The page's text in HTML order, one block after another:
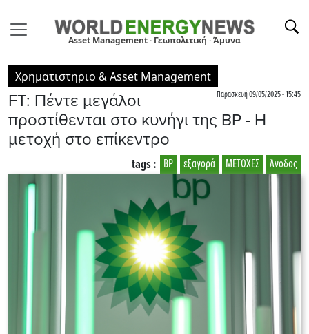
Asset Management · Γεωπολιτική · Άμυνα
Χρηματιστηριο & Asset Management
Παρασκευή 09/05/2025 - 15:45
FT: Πέντε μεγάλοι
προστίθενται στο κυνήγι της BP - Η
μετοχή στο επίκεντρο
Άνοδος
ΜΕΤΟΧΕΣ
εξαγορά
BP
tags :